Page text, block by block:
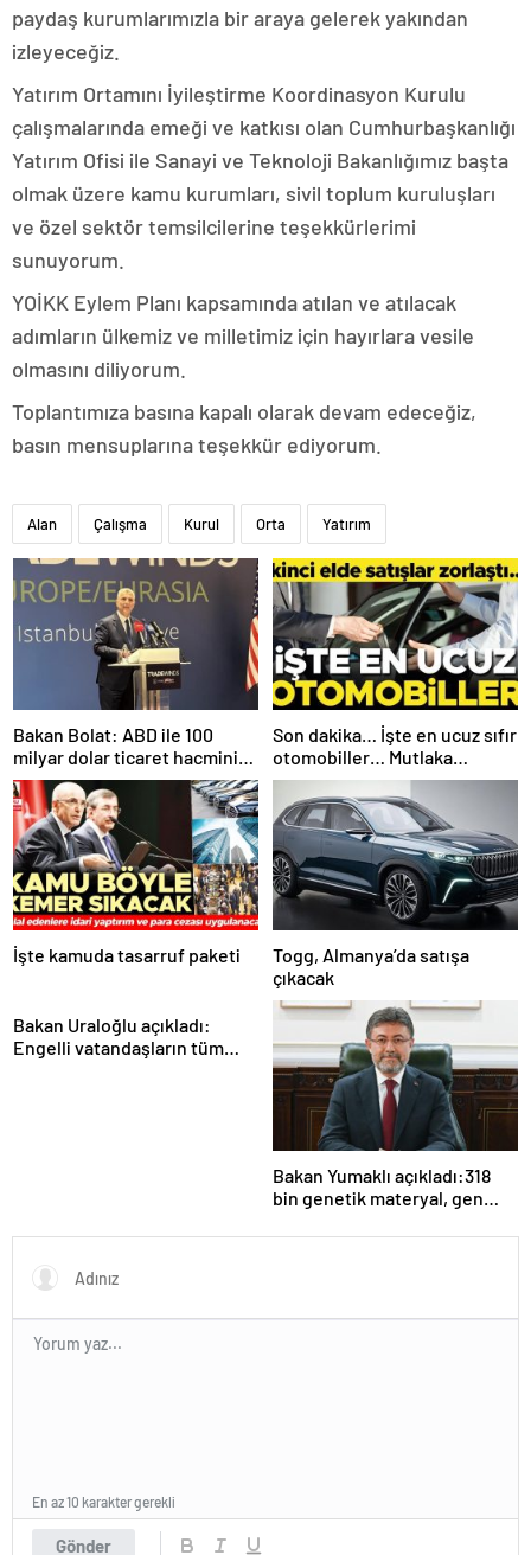
paydaş kurumlarımızla bir araya gelerek yakından
izleyeceğiz.
Yatırım Ortamını İyileştirme Koordinasyon Kurulu
çalışmalarında emeği ve katkısı olan Cumhurbaşkanlığı
Yatırım Ofisi ile Sanayi ve Teknoloji Bakanlığımız başta
olmak üzere kamu kurumları, sivil toplum kuruluşları
ve özel sektör temsilcilerine teşekkürlerimi
sunuyorum.
YOİKK Eylem Planı kapsamında atılan ve atılacak
adımların ülkemiz ve milletimiz için hayırlara vesile
olmasını diliyorum.
Toplantımıza basına kapalı olarak devam edeceğiz,
basın mensuplarına teşekkür ediyorum.
Alan Çalışma Kurul Orta Yatırım
Bakan Bolat: ABD ile 100
milyar dolar ticaret hacmini
gerçekleştirebiliriz
Son dakika… İşte en ucuz sıfır
otomobiller… Mutlaka
pazarlık edin
İşte kamuda tasarruf paketi
Togg, Almanya’da satışa
çıkacak
Bakan Uraloğlu açıkladı:
Engelli vatandaşların tüm
Bakan Yumaklı açıkladı:318
bin genetik materyal, gen
altında
Gönder
En az 10 karakter gerekli